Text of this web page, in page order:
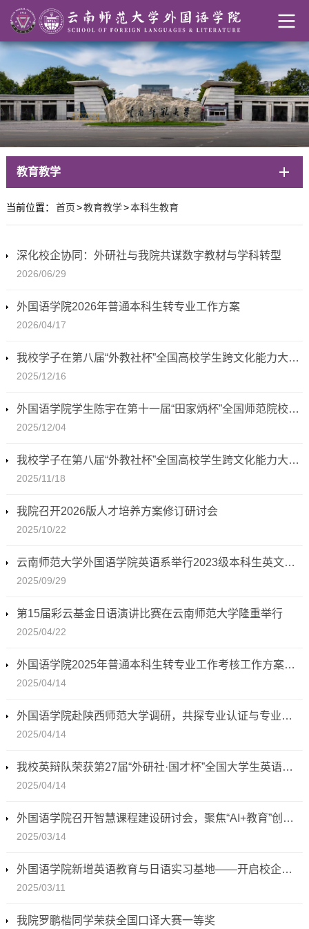
教育教学
当前位置： 首页>教育教学>本科生教育
深化校企协同：外研社与我院共谋数字教材与学科转型
2026/06/29
外国语学院2026年普通本科生转专业工作方案
2026/04/17
我校学子在第八届“外教社杯”全国高校学生跨文化能力大赛全国总决赛中取得佳绩
2025/12/16
外国语学院学生陈宇在第十一届“田家炳杯”全国师范院校师范生教学技能竞赛中获佳绩
2025/12/04
我校学子在第八届“外教社杯”全国高校学生跨文化能力大赛云南赛区总决赛获佳绩
2025/11/18
我院召开2026版人才培养方案修订研讨会
2025/10/22
云南师范大学外国语学院英语系举行2023级本科生英文说课比赛
2025/09/29
第15届彩云基金日语演讲比赛在云南师范大学隆重举行
2025/04/22
外国语学院2025年普通本科生转专业工作考核工作方案（最终版）
2025/04/14
外国语学院赴陕西师范大学调研，共探专业认证与专业建设新路径
2025/04/14
我校英辩队荣获第27届“外研社·国才杯”全国大学生英语辩论赛华南区金奖并晋级全国决赛
2025/04/14
外国语学院召开智慧课程建设研讨会，聚焦“AI+教育”创新发展
2025/03/14
外国语学院新增英语教育与日语实习基地——开启校企联动、产教融合新篇章
2025/03/11
我院罗鹏楷同学荣获全国口译大赛一等奖